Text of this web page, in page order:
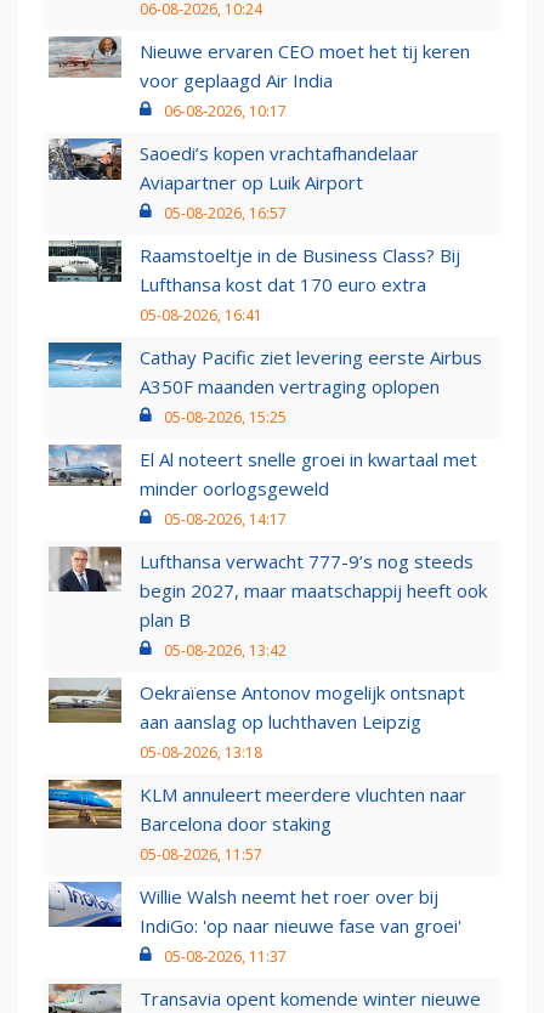
06-08-2026, 10:24
Nieuwe ervaren CEO moet het tij keren
voor geplaagd Air India
06-08-2026, 10:17
Saoedi’s kopen vrachtafhandelaar
Aviapartner op Luik Airport
05-08-2026, 16:57
Raamstoeltje in de Business Class? Bij
Lufthansa kost dat 170 euro extra
05-08-2026, 16:41
Cathay Pacific ziet levering eerste Airbus
A350F maanden vertraging oplopen
05-08-2026, 15:25
El Al noteert snelle groei in kwartaal met
minder oorlogsgeweld
05-08-2026, 14:17
Lufthansa verwacht 777-9’s nog steeds
begin 2027, maar maatschappij heeft ook
plan B
05-08-2026, 13:42
Oekraïense Antonov mogelijk ontsnapt
aan aanslag op luchthaven Leipzig
05-08-2026, 13:18
KLM annuleert meerdere vluchten naar
Barcelona door staking
05-08-2026, 11:57
Willie Walsh neemt het roer over bij
IndiGo: 'op naar nieuwe fase van groei'
05-08-2026, 11:37
Transavia opent komende winter nieuwe